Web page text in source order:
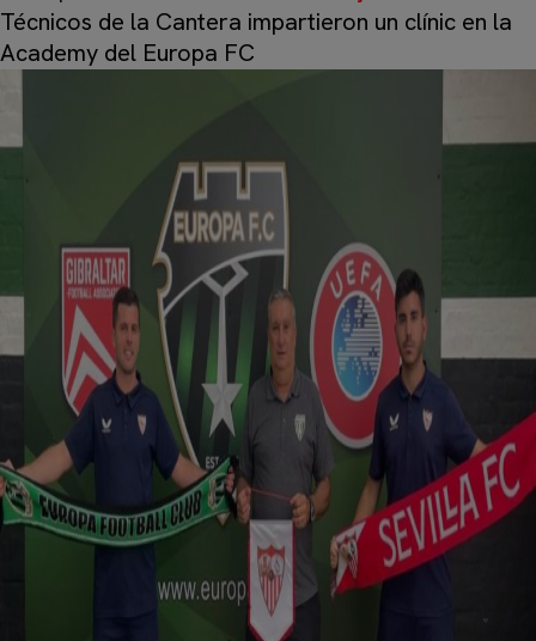
Técnicos de la Cantera impartieron un clínic en la
Academy del Europa FC